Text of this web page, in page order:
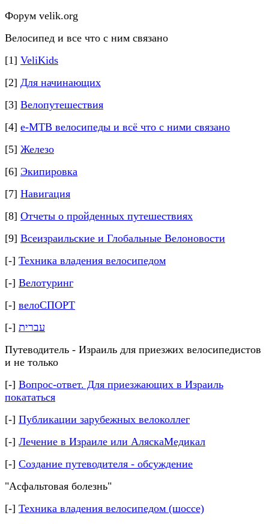
Форум velik.org
Велосипед и все что с ним связано
[1] VeliKids
[2] Для начинающих
[3] Велопутешествия
[4] e-MTB велосипеды и всё что с ними связано
[5] Железо
[6] Экипировка
[7] Навигация
[8] Отчеты о пройденных путешествиях
[9] Всеизраильские и Глобальные Велоновости
[-] Техника владения велосипедом
[-] Велотуринг
[-] велоСПОРТ
[-] עברית
Путеводитель - Израиль для приезжих велосипедистов
и не только
[-] Вопрос-ответ. Для приезжающих в Израиль
покататься
[-] Публикации зарубежных велоколлег
[-] Лечение в Израиле или АляскаМедикал
[-] Создание путеводителя - обсуждение
"Асфальтовая болезнь"
[-] Техника владения велосипедом (шоссе)